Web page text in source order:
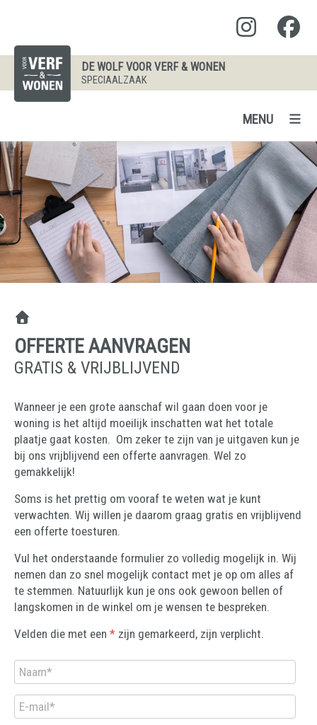
DE WOLF VOOR VERF & WONEN
SPECIAALZAAK
MENU
OFFERTE AANVRAGEN
GRATIS & VRIJBLIJVEND
Wanneer je een grote aanschaf wil gaan doen voor je
woning is het altijd moeilijk inschatten wat het totale
plaatje gaat kosten. Om zeker te zijn van je uitgaven kun je
bij ons vrijblijvend een offerte aanvragen. Wel zo
gemakkelijk!
Soms is het prettig om vooraf te weten wat je kunt
verwachten. Wij willen je daarom graag gratis en vrijblijvend
een offerte toesturen.
Vul het onderstaande formulier zo volledig mogelijk in. Wij
nemen dan zo snel mogelijk contact met je op om alles af
te stemmen. Natuurlijk kun je ons ook gewoon bellen of
langskomen in de winkel om je wensen te bespreken.
Velden die met een * zijn gemarkeerd, zijn verplicht.